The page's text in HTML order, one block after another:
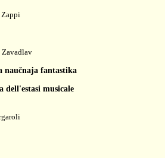
Zappi
Zavadlav
naučnaja fantastika
dell'estasi musicale